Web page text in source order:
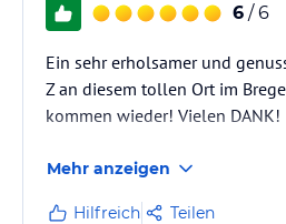
6 / 6
Ein sehr erholsamer und
Z an diesem tollen Ort im
kommen wieder! Vielen DANK!
Mehr anzeigen
Hilfreich Teilen